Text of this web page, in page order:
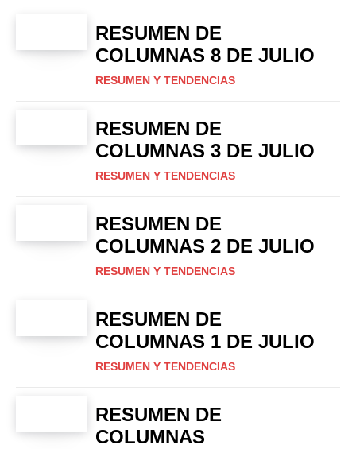
RESUMEN DE
COLUMNAS 8 DE JULIO
RESUMEN Y TENDENCIAS
RESUMEN DE
COLUMNAS 3 DE JULIO
RESUMEN Y TENDENCIAS
RESUMEN DE
COLUMNAS 2 DE JULIO
RESUMEN Y TENDENCIAS
RESUMEN DE
COLUMNAS 1 DE JULIO
RESUMEN Y TENDENCIAS
RESUMEN DE
COLUMNAS